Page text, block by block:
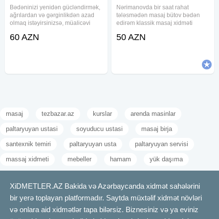
Bədəninizi yenidən gücləndirmək,
ağrılardan və gərginlikdən azad
olmaq istəyirsinizsə, müalicəvi
seçimdir. Peşəkar mütəxəssislər
60 AZN
Nərimanovda bir saat rahat
tələsmədən masaj bütov bədən
edirəm klassik masaj xidməti
bəylər narahat etsin
50 AZN
masaj tezbazar.az kurslar arenda masinlar
paltaryuyan ustasi soyuducu ustasi masaj birja
santexnik temiri paltaryuyan usta paltaryuyan servisi
massaj xidmeti mebeller hamam yük daşıma
XiDMETLER.AZ Bakida və Azərbaycanda xidmət sahələrini
bir yerə toplayan platformadır. Saytda müxtəlif xidmət növləri
və onlara aid xidmətlər tapa bilərsiz. Biznesiniz və ya eviniz